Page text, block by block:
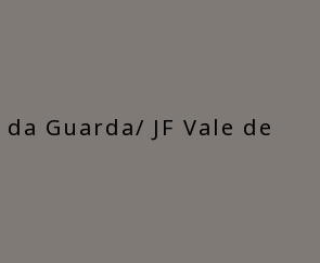
Guarda/ JF Vale de